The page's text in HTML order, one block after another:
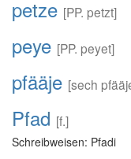
petze [PP. petzt]
peye [PP. peyet]
pfääje [sech
Pfad [f.]
Schreibweisen: Pfadi